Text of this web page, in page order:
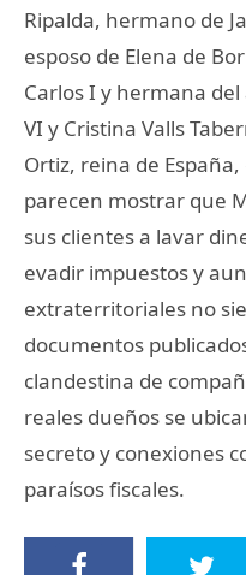
Ripalda, hermano de
esposo de Elena de
Carlos I y hermana
VI y Cristina Valls
Ortiz, reina de
parecen mostrar que
sus clientes a lavar
evadir impuestos y
extraterritoriales no
documentos
clandestina de
reales dueños se
secreto y conexiones
paraísos fiscales.